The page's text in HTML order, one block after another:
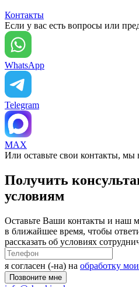
Контакты
Если у вас есть вопросы или
WhatsApp
Telegram
MAX
Или оставьте свои контакты, мы
Получить
условиям
Оставьте Ваши контакты и наш
в ближайшее время, чтобы
рассказать об условиях
я согласен (-на) на обработку